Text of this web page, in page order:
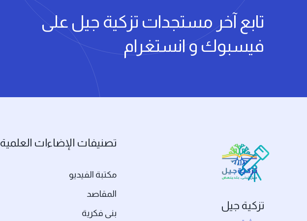
تابع آخر مستجدات تزكية جيل على
فيسبوك و انستغرام
تزكية جيل
تصنيفات الإضاءات العلمية
مكتبة الفيديو
المقاصد
بنى فكرية